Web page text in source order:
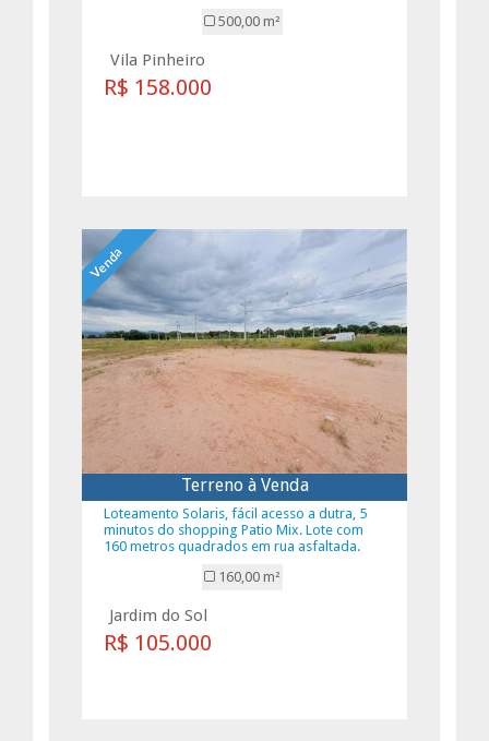
500,00 m²
Vila Pinheiro
R$ 158.000
Venda
Terreno à Venda
Loteamento Solaris, fácil acesso a dutra, 5
minutos do shopping Patio Mix. Lote com
160 metros quadrados em rua asfaltada.
160,00 m²
Jardim do Sol
R$ 105.000